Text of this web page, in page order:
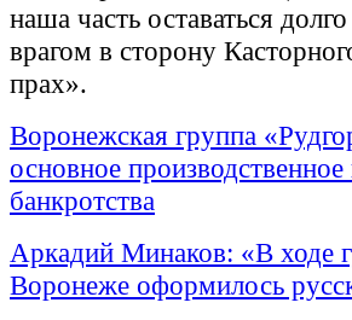
наша часть оставаться
врагом в сторону
прах».
Воронежская группа
основное
банкротства
Аркадий Минаков: «В ходе
Воронеже оформилось